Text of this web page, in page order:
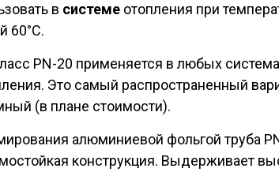
в системе отопления при
60°С.
PN-20 применяется в любых
Это самый распространенный
(в плане стоимости).
алюминиевой фольгой труба
конструкция. Выдерживает